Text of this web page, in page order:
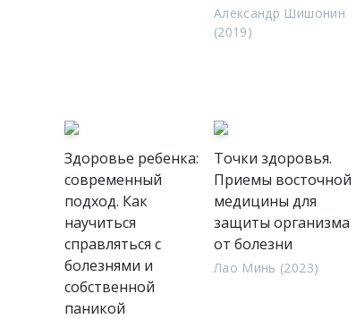
Александр Шишонин
(2019)
Здоровье ребенка:
современный
подход. Как
научиться
справляться с
болезнями и
собственной
паникой
Точки здоровья.
Приемы восточной
медицины для
защиты организма
от болезни
Лао Минь (2023)